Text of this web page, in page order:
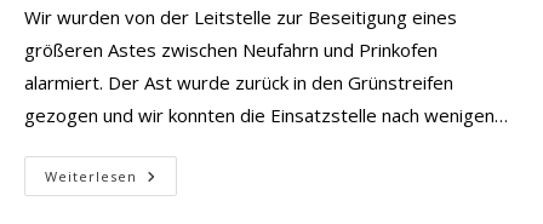
Wir wurden von der Leitstelle zur Beseitigung eines
größeren Astes zwischen Neufahrn und Prinkofen
alarmiert. Der Ast wurde zurück in den Grünstreifen
gezogen und wir konnten die Einsatzstelle nach wenigen…
Weiterlesen THL1
Ast